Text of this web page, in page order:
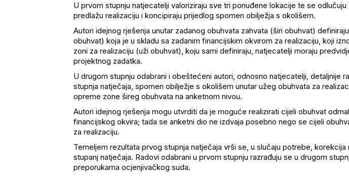
U prvom stupnju natjecatelji valoriziraju sve tri ponuđene lokacije te se
predlažu realizaciju i koncipiraju prijedlog spomen obilježja s okolišem.
Autori idejnog rješenja unutar zadanog obuhvata zahvata (širi obuhvat)
obuhvat) koja je u skladu sa zadanim financijskim okvirom za realizaciju, koji
zoni za realizaciju (uži obuhvat), koju sami definiraju, natjecatelji moraju
projektnog zadatka.
U drugom stupnju odabrani i obeštećeni autori, odnosno natjecatelji, detaljnije
stupnja natječaja, spomen obilježje s okolišem unutar užeg obuhvata za
opreme zone šireg obuhvata na anketnom nivou.
Autori idejnog rješenja mogu utvrditi da je moguće realizirati cijeli obuhvat
financijskog okvira; tada se anketni dio ne izdvaja posebno nego se cijeli
za realizaciju.
Temeljem rezultata prvog stupnja natječaja vrši se, u slučaju potrebe,
stupanj natječaja. Radovi odabrani u prvom stupnju razrađuju se u drugom
preporukama ocjenjivačkog suda.